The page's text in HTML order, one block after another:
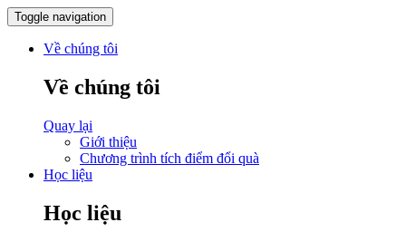
Toggle navigation
Về chúng tôi
Về chúng tôi
Quay lại
Giới thiệu
Chương trình tích điểm đổi quà
Học liệu
Học liệu